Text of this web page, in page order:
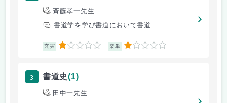
斉藤孝一先生
書道学を学び書道において書道...
充実 1 楽単 1
3 書道史(1)
田中一先生